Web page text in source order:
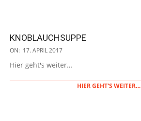
KNOBLAUCHSUPPE
2017-
17
ON: 17. APRIL 2017
Hier geht's weiter…
HIER GEHT'S WEITER…